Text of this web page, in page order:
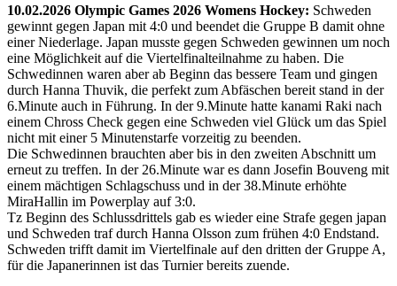
10.02.2026 Olympic Games 2026 Womens Hockey: Schweden
gewinnt gegen Japan mit 4:0 und beendet die Gruppe B damit ohne
einer Niederlage. Japan musste gegen Schweden gewinnen um noch
eine Möglichkeit auf die Viertelfinalteilnahme zu haben. Die
Schwedinnen waren aber ab Beginn das bessere Team und gingen
durch Hanna Thuvik, die perfekt zum Abfäschen bereit stand in der
6.Minute auch in Führung. In der 9.Minute hatte kanami Raki nach
einem Chross Check gegen eine Schweden viel Glück um das Spiel
nicht mit einer 5 Minutenstarfe vorzeitig zu beenden.
Die Schwedinnen brauchten aber bis in den zweiten Abschnitt um
erneut zu treffen. In der 26.Minute war es dann Josefin Bouveng mit
einem mächtigen Schlagschuss und in der 38.Minute erhöhte
MiraHallin im Powerplay auf 3:0.
Tz Beginn des Schlussdrittels gab es wieder eine Strafe gegen japan
und Schweden traf durch Hanna Olsson zum frühen 4:0 Endstand.
Schweden trifft damit im Viertelfinale auf den dritten der Gruppe A,
für die Japanerinnen ist das Turnier bereits zuende.